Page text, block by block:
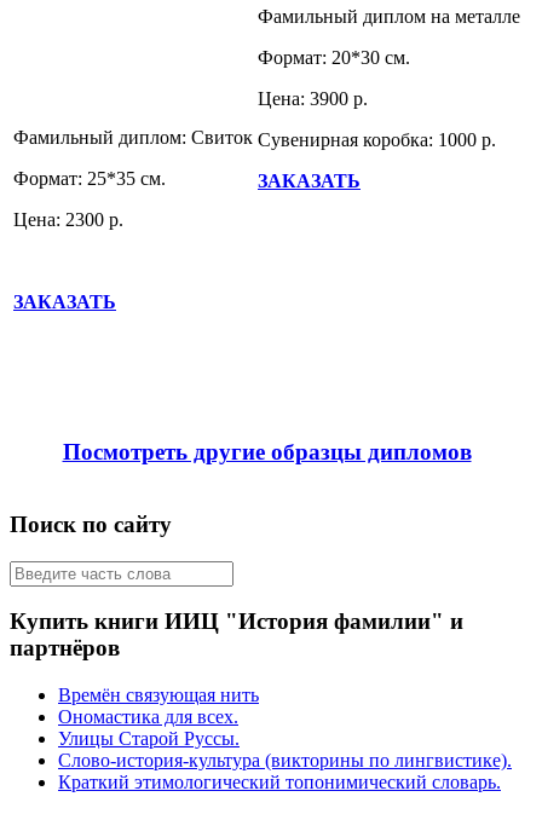
Фамильный диплом: Свиток
Формат: 25*35 см.
Цена: 2300 р.
ЗАКАЗАТЬ
Фамильный диплом на металле
Формат: 20*30 см.
Цена: 3900 р.
Сувенирная коробка: 1000 р.
ЗАКАЗАТЬ
Посмотреть другие образцы дипломов
Поиск по сайту
Купить книги ИИЦ "История фамилии" и
партнёров
Времён связующая нить
Ономастика для всех.
Улицы Старой Руссы.
Слово-история-культура (викторины по лингвистике).
Краткий этимологический топонимический словарь.